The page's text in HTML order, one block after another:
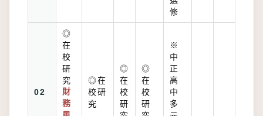
修
02
◎
在
校
研
究
財
務
◎在
校研
究
◎
在
校
研
◎
在
校
研
※
中
正
高
中
多